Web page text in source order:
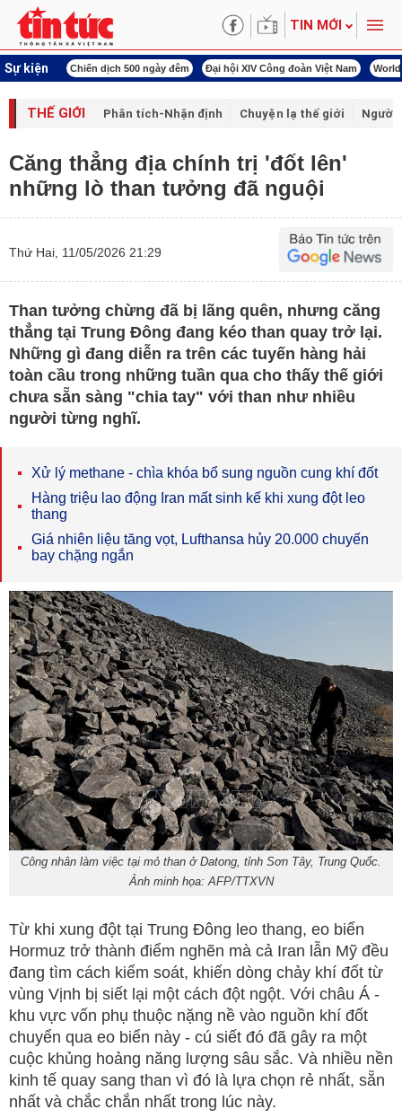
TIN MỚI
Sự kiện
mạng Chiến dịch 500 ngày đêm Đại hội XIV Công đoàn Việt Nam
THẾ GIỚI Phân tích-Nhận định Chuyện lạ thế giới Người
Căng thẳng địa chính trị 'đốt lên'
những lò than tưởng đã nguội
Thứ Hai, 11/05/2026 21:29
Than tưởng chừng đã bị lãng quên, nhưng căng
thẳng tại Trung Đông đang kéo than quay trở lại.
Những gì đang diễn ra trên các tuyến hàng hải
toàn cầu trong những tuần qua cho thấy thế giới
chưa sẵn sàng "chia tay" với than như nhiều
người từng nghĩ.
Xử lý methane - chìa khóa bổ sung nguồn cung khí đốt
Hàng triệu lao động Iran mất sinh kế khi xung đột leo
thang
Giá nhiên liệu tăng vọt, Lufthansa hủy 20.000 chuyến
bay chặng ngắn
Công nhân làm việc tại mỏ than ở Datong, tỉnh Sơn Tây, Trung Quốc.
Ảnh minh họa: AFP/TTXVN
Từ khi xung đột tại Trung Đông leo thang, eo biển
Hormuz trở thành điểm nghẽn mà cả Iran lẫn Mỹ đều
đang tìm cách kiểm soát, khiến dòng chảy khí đốt từ
vùng Vịnh bị siết lại một cách đột ngột. Với châu Á -
khu vực vốn phụ thuộc nặng nề vào nguồn khí đốt
chuyển qua eo biển này - cú siết đó đã gây ra một
cuộc khủng hoảng năng lượng sâu sắc. Và nhiều nền
kinh tế quay sang than vì đó là lựa chọn rẻ nhất, sẵn
nhất và chắc chắn nhất trong lúc này.